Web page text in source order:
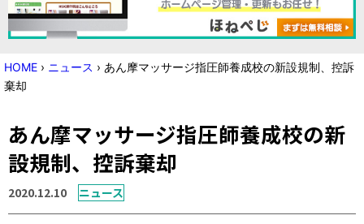
トピック
ニュース
国家試験対策
学会・セミナー情報
HOME › ニュース › あん摩マッサージ指圧師養成校の新設規制、控訴
棄却
あん摩マッサージ指圧師養成校の新
設規制、控訴棄却
2020.12.10 ニュース